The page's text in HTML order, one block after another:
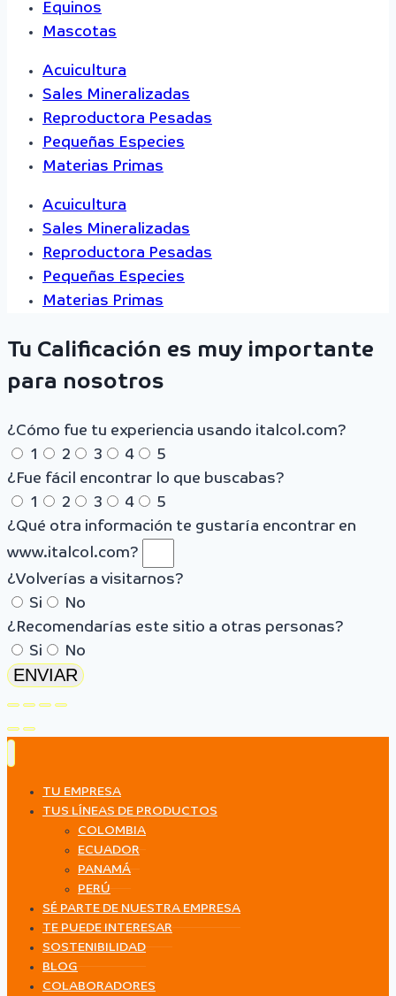
Equinos
Mascotas
Acuicultura
Sales Mineralizadas
Reproductora Pesadas
Pequeñas Especies
Materias Primas
Acuicultura
Sales Mineralizadas
Reproductora Pesadas
Pequeñas Especies
Materias Primas
Tu Calificación es muy importante
para nosotros
¿Cómo fue tu experiencia usando italcol.com?
1
2 3 4
5
¿Fue fácil encontrar lo que buscabas?
1
2 3 4
5
¿Qué otra información te gustaría encontrar en
www.italcol.com?
¿Volverías a visitarnos?
Si
No
¿Recomendarías este sitio a otras personas?
Si
No
ENVIAR
TU EMPRESA
TUS LÍNEAS DE PRODUCTOS
COLOMBIA
ECUADOR
PANAMÁ
PERÚ
SÉ PARTE DE NUESTRA EMPRESA
TE PUEDE INTERESAR
SOSTENIBILIDAD
BLOG
COLABORADORES